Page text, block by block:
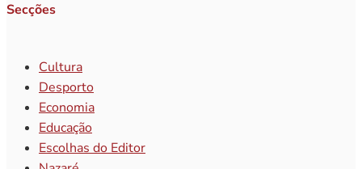
Secções
Cultura
Desporto
Economia
Educação
Escolhas do Editor